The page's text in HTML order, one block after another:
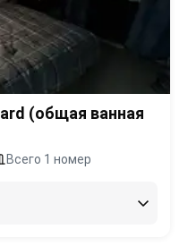
(общая ванная
Всего 1 номер